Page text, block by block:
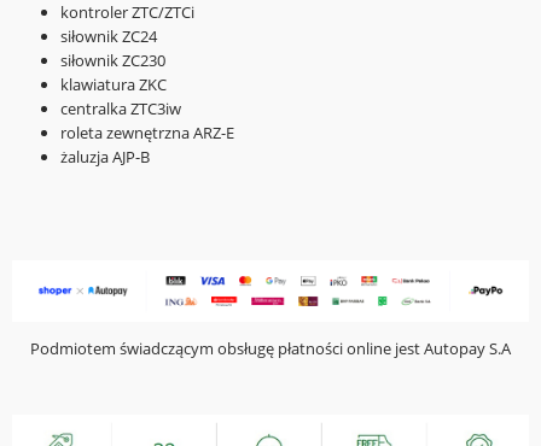
kontroler ZTC/ZTCi
siłownik ZC24
siłownik ZC230
klawiatura ZKC
centralka ZTC3iw
roleta zewnętrzna ARZ-E
żaluzja AJP-B
Podmiotem świadczącym obsługę płatności online jest Autopay S.A